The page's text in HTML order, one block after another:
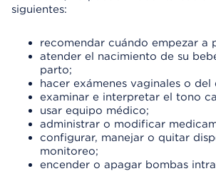
siguientes:
recomendar cuándo empezar a
atender el nacimiento de su
parto;
hacer exámenes vaginales o
examinar e interpretar el tono
usar equipo médico;
administrar o modificar
configurar, manejar o quitar
monitoreo;
encender o apagar bombas